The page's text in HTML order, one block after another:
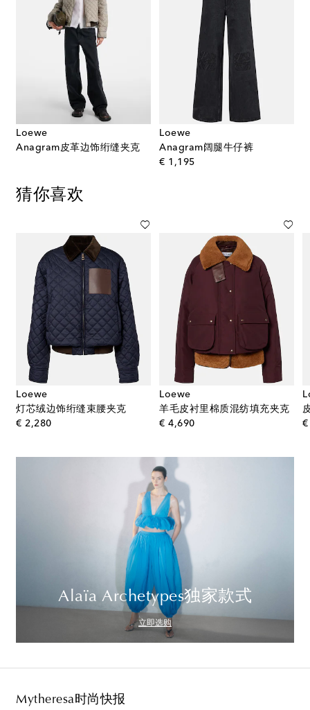
Loewe
Anagram皮革边饰绗缝夹克
Loewe
Anagram阔腿牛仔裤
€ 1,195original price
猜你喜欢
Loewe
灯芯绒边饰绗缝束腰夹克
€ 2,280original price
Loewe
羊毛皮衬里棉质混纺填充夹克
€ 4,690original price
€
Alaïa Archetypes独家款式
立即选购
Mytheresa时尚快报